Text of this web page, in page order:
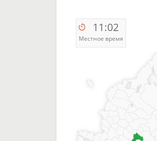
11:02
Местное время